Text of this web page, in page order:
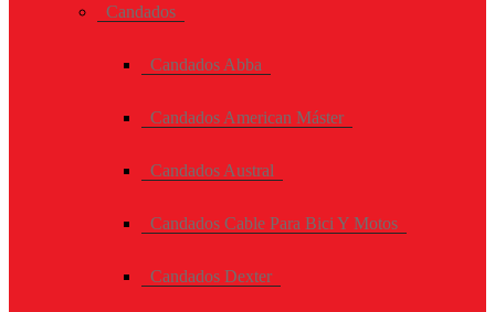
Candados
Candados Abba
Candados American Máster
Candados Austral
Candados Cable Para Bici Y Motos
Candados Dexter